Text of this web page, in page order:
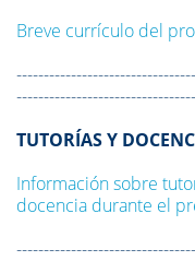
Breve currículo del
TUTORÍAS Y
Información sobre
docencia durante el